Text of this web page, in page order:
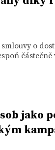
o
jako